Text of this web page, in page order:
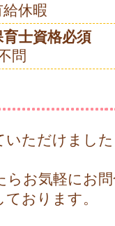
給休暇
育士資格必須
問
いただけまし
らお気軽にお
おります。